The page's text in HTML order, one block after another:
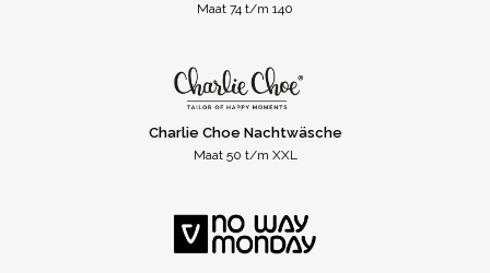
Maat 74 t/m 140
Charlie Choe Nachtwäsche
Maat 50 t/m XXL